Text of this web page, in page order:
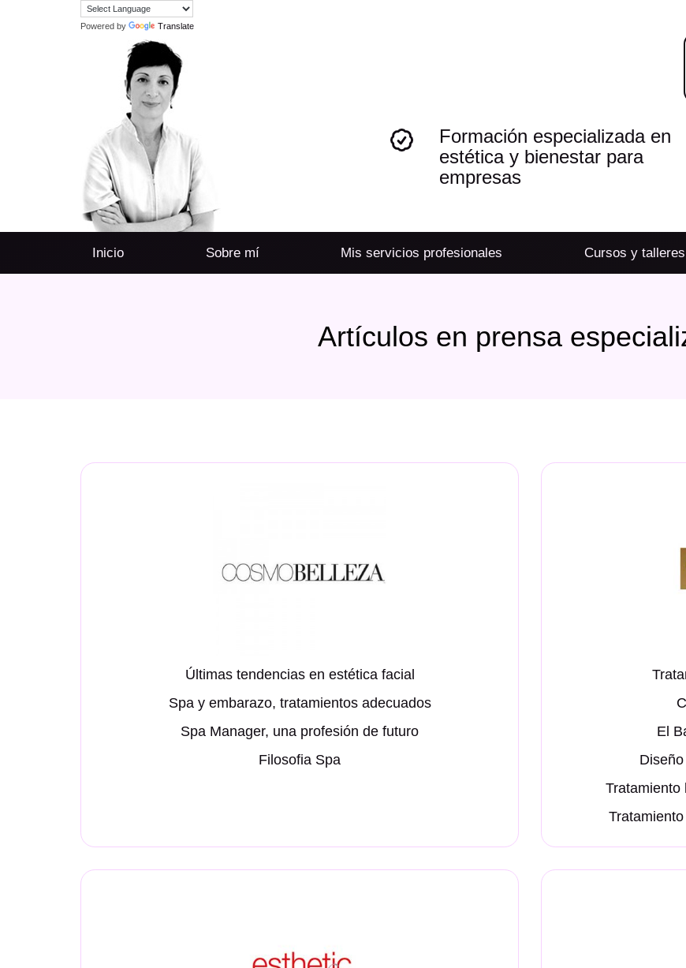
Powered by Translate
Formación especializada en
estética y bienestar para
empresas
Inicio Sobre mí Mis servicios profesionales Cursos y talleres
Artículos en prensa
Últimas tendencias en estética facial
Spa y embarazo, tratamientos adecuados
Spa Manager, una profesión de futuro
Filosofia Spa
El
Tratamiento